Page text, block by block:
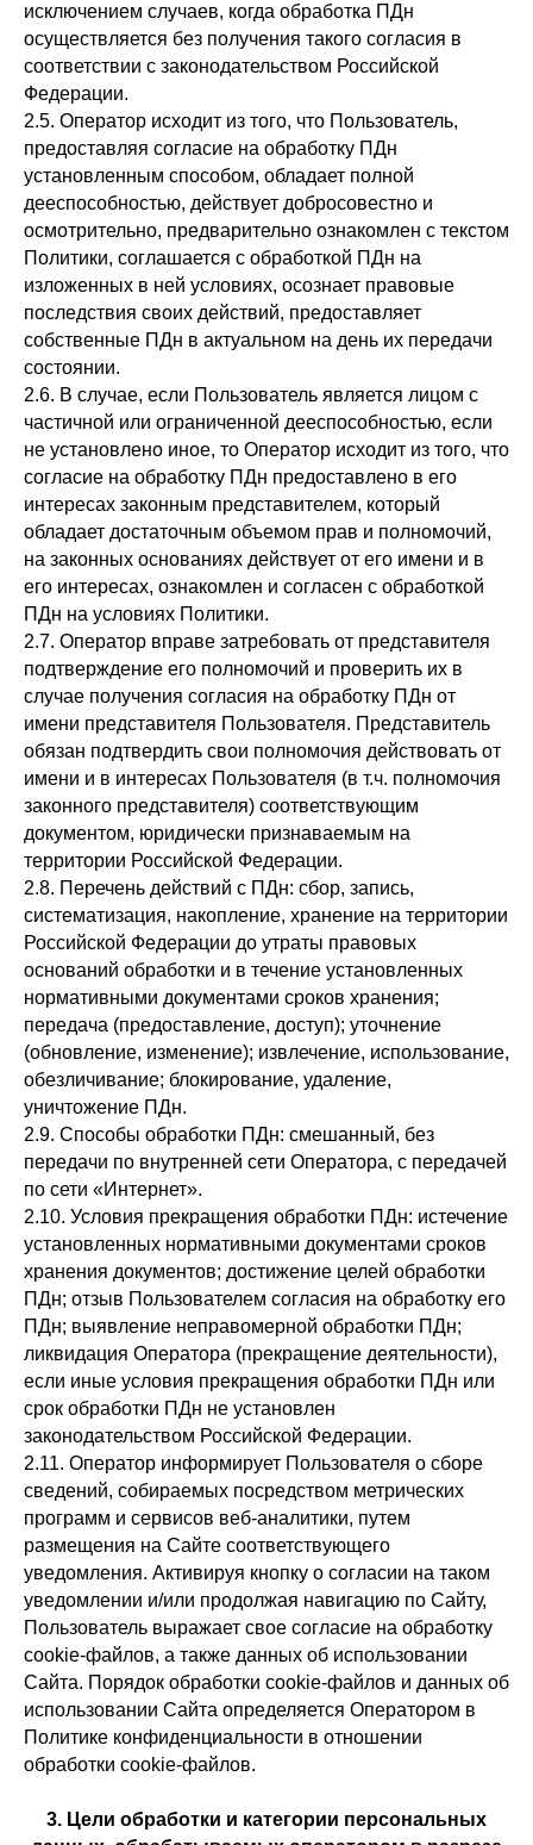
исключением случаев, когда обработка ПДн
осуществляется без получения такого согласия в
соответствии с законодательством Российской
Федерации.
2.5. Оператор исходит из того, что Пользователь,
предоставляя согласие на обработку ПДн
установленным способом, обладает полной
дееспособностью, действует добросовестно и
осмотрительно, предварительно ознакомлен с текстом
Политики, соглашается с обработкой ПДн на
изложенных в ней условиях, осознает правовые
последствия своих действий, предоставляет
собственные ПДн в актуальном на день их передачи
состоянии.
2.6. В случае, если Пользователь является лицом с
частичной или ограниченной дееспособностью, если
не установлено иное, то Оператор исходит из того, что
согласие на обработку ПДн предоставлено в его
интересах законным представителем, который
обладает достаточным объемом прав и полномочий,
на законных основаниях действует от его имени и в
его интересах, ознакомлен и согласен с обработкой
ПДн на условиях Политики.
2.7. Оператор вправе затребовать от представителя
подтверждение его полномочий и проверить их в
случае получения согласия на обработку ПДн от
имени представителя Пользователя. Представитель
обязан подтвердить свои полномочия действовать от
имени и в интересах Пользователя (в т.ч. полномочия
законного представителя) соответствующим
документом, юридически признаваемым на
территории Российской Федерации.
2.8. Перечень действий с ПДн: сбор, запись,
систематизация, накопление, хранение на территории
Российской Федерации до утраты правовых
оснований обработки и в течение установленных
нормативными документами сроков хранения;
передача (предоставление, доступ); уточнение
(обновление, изменение); извлечение, использование,
обезличивание; блокирование, удаление,
уничтожение ПДн.
2.9. Способы обработки ПДн: смешанный, без
передачи по внутренней сети Оператора, с передачей
по сети «Интернет».
2.10. Условия прекращения обработки ПДн: истечение
установленных нормативными документами сроков
хранения документов; достижение целей обработки
ПДн; отзыв Пользователем согласия на обработку его
ПДн; выявление неправомерной обработки ПДн;
ликвидация Оператора (прекращение деятельности),
если иные условия прекращения обработки ПДн или
срок обработки ПДн не установлен
законодательством Российской Федерации.
2.11. Оператор информирует Пользователя о сборе
сведений, собираемых посредством метрических
программ и сервисов веб-аналитики, путем
размещения на Сайте соответствующего
уведомления. Активируя кнопку о согласии на таком
уведомлении и/или продолжая навигацию по Сайту,
Пользователь выражает свое согласие на обработку
cookie-файлов, а также данных об использовании
Сайта. Порядок обработки cookie-файлов и данных об
использовании Сайта определяется Оператором в
Политике конфиденциальности в отношении
обработки cookie-файлов.
3. Цели обработки и категории персональных